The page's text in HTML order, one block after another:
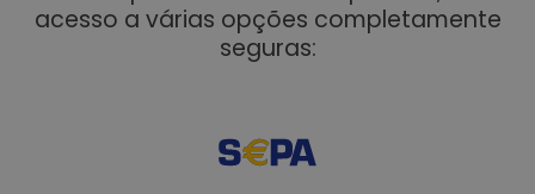
acesso a várias opções completamente
seguras: